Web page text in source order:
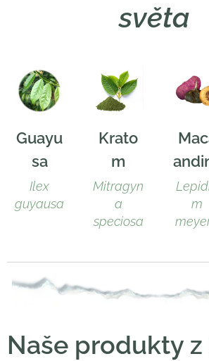
světa
Guayu
sa
Ilex
guyausa
Krato
m
Mitragyn
a
speciosa
m
Naše produkty